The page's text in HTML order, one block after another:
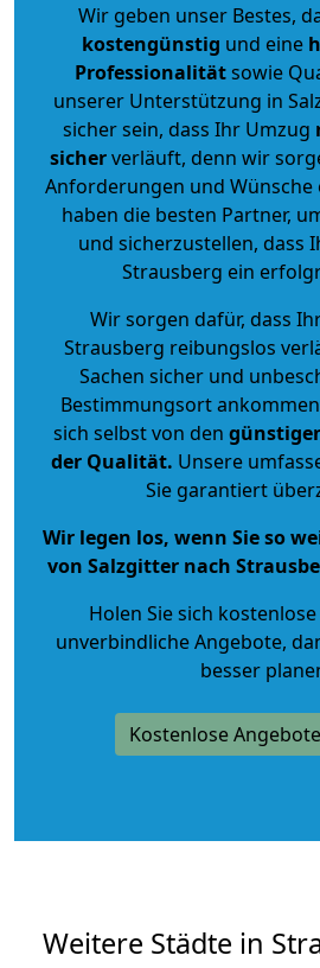
Wir geben unser Bestes,
kostengünstig und eine
Professionalitätsowie
unserer Unterstützung in
sicher sein, dass Ihr Umzug
sicherverläuft, denn wir
Anforderungen und
haben die besten Partner,
und sicherzustellen, dass
Strausberg ein
Wir sorgen dafür, dass
Strausberg reibungslos
Sachen sicher und
Bestimmungsort
sich selbst von den
der Qualität. Unsere
Sie garantiert
Wir legen los, wenn Sie so
von Salzgitter nach
Holen Sie sich
unverbindliche Angebote,
besser
Kostenlose
Weitere Städte in